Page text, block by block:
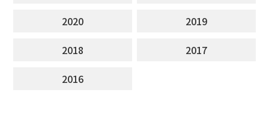
2020
2019
2018
2017
2016